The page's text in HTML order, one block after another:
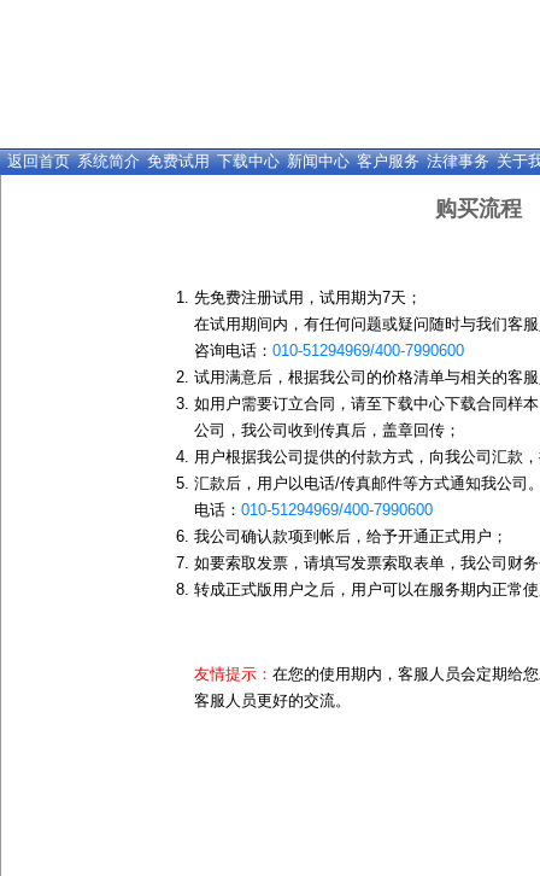
返回首页 系统简介 免费试用 下载中心 新闻中心 客户服务 法律事务 关于
购买流程
先免费注册试用 ，试用期为7天；
在试用期间内，有任何问题或疑问随时与我们客
咨询电话： 010-51294969/400-7990600
试用满意后，根据我公司的价格清单与相关的客
如用户需要订立合同，请至下载中心下载合同样
公司，我公司收到传真后，盖章回传；
用户根据我公司提供的付款方式 ，向我公司汇款
汇款后，用户以电话/传真邮件等方式通知我公司
电话： 010-51294969/400-7990600
我公司确认款项到帐后，给予开通正式用户；
如要索取发票，请填写发票索取表单，我公司财
转成正式版用户之后，用户可以在服务期内正常
友情提示： 在您的使用期内，客服人员会定期给
客服人员更好的交流。